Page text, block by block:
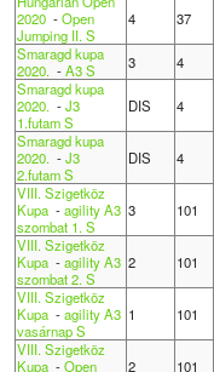
2020-Open
Jumping II. S
4 37
Smaragd kupa
2020. -A3 S 3 4
Smaragd kupa
2020. -J3
1.futam S
DIS 4
Smaragd kupa
2020. -J3
2.futam S
DIS 4
VIII. Szigetköz
Kupa-agility A3
szombat 1. S
3 101
VIII. Szigetköz
Kupa-agility A3
szombat 2. S
2 101
VIII. Szigetköz
Kupa-agility A3
vasárnap S
1 101
VIII. Szigetköz
Kupa-Open
2 101